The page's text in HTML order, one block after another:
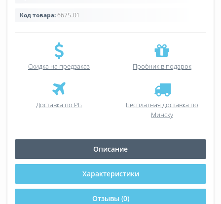
Код товара:6675-01
Скидка на предзаказ Пробник в подарок
Доставка по РБ
Бесплатная доставка по
Минску
Описание
Характеристики
Отзывы (0)